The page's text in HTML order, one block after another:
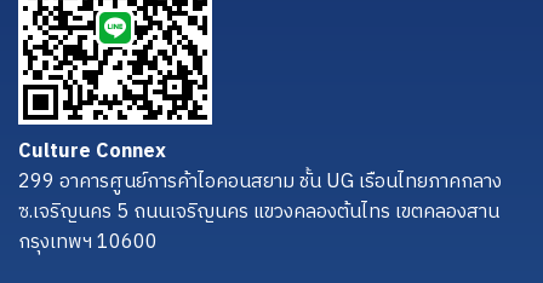
Culture Connex
299 อาคารศูนย์การค้าไอคอนสยาม ชั้น UG เรือนไทยภาคกลาง
ซ.เจริญนคร 5 ถนนเจริญนคร แขวงคลองต้นไทร เขตคลองสาน
กรุงเทพฯ 10600